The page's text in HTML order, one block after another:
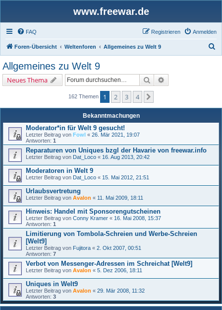
www.freewar.de
FAQ Anmelden
Registrieren
Foren-Übersicht Weltenforen Allgemeines zu Welt 9
Allgemeines zu Welt 9
Neues Thema Suche
162 Themen 1 2 3 4
Bekanntmachungen
Moderator*in für Welt 9 gesucht!
Letzter Beitrag von Fowl « 26. Mär 2021, 19:07
Antworten: 1
Reparaturen von Uniques bzgl der Havarie von freewar.info
Letzter Beitrag von Dat_Loco « 16. Aug 2013, 20:42
Moderatoren in Welt 9
Letzter Beitrag von Dat_Loco « 15. Mai 2012, 21:51
Urlaubsvertretung
Letzter Beitrag von Avalon « 11. Mai 2009, 18:11
Hinweis: Handel mit Sponsorengutscheinen
Letzter Beitrag von Conny Kramer « 16. Mai 2008, 15:37
Antworten: 1
Limitierung von Tombola-Schreien und Werbe-Schreien
[Welt9]
Letzter Beitrag von Fujitora « 2. Okt 2007, 00:51
Antworten: 7
Verbot von Messenger-Adressen im Schreichat [Welt9]
Letzter Beitrag von Avalon « 5. Dez 2006, 18:11
Uniques in Welt9
Letzter Beitrag von Avalon « 29. Mär 2008, 11:32
Antworten: 3